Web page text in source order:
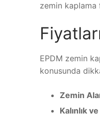
zemin kaplama
EPDM zemin
konusunda
Zemin
Kalınlık